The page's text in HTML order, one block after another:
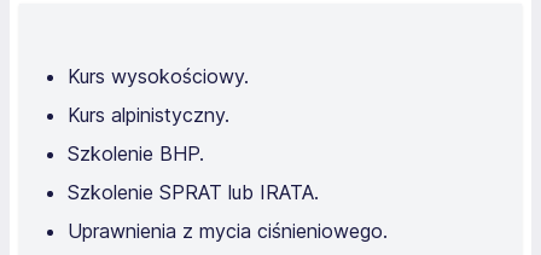
Kurs wysokościowy.
Kurs alpinistyczny.
Szkolenie BHP.
Szkolenie SPRAT lub IRATA.
Uprawnienia z mycia ciśnieniowego.